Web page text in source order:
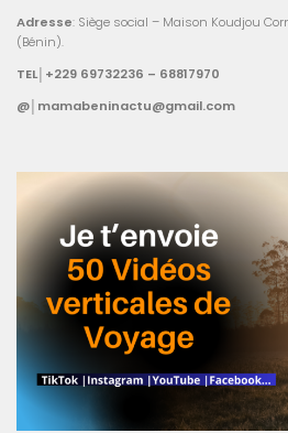
Adresse: Siège social – Maison Koudjou
(Bénin).
TEL│+229 69732236 – 68817970
@│mamabeninactu@gmail.com